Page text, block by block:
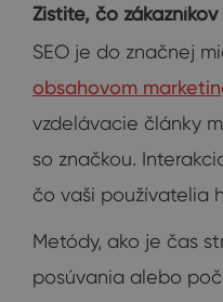
Zistite, čo zákazníkov
SEO je do značnej
obsahovom
vzdelávacie články
so značkou.
čo vaši používatelia
Metódy, ako je čas
posúvania alebo